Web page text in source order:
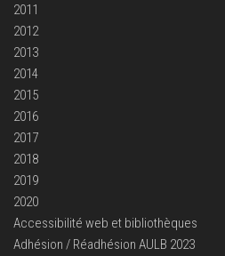
2011
2012
2013
2014
2015
2016
2017
2018
2019
2020
Accessibilité web et bibliothèques
Adhésion / Réadhésion AULB 2023